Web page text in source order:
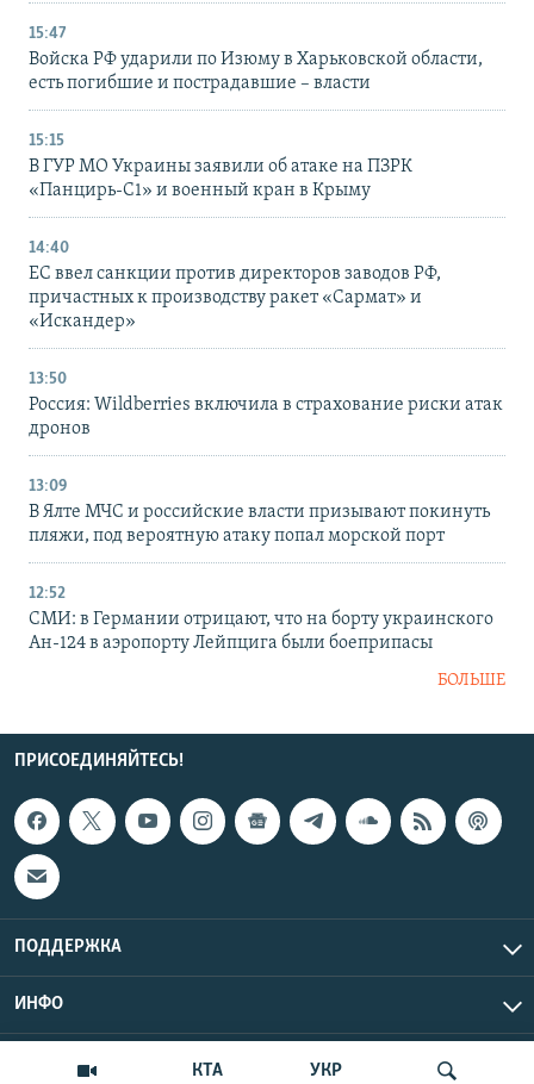
КТА УКР
15:47
Войска РФ ударили по Изюму в Харьковской области,
есть погибшие и пострадавшие – власти
15:15
В ГУР МО Украины заявили об атаке на ПЗРК
«Панцирь-С1» и военный кран в Крыму
14:40
ЕС ввел санкции против директоров заводов РФ,
причастных к производству ракет «Сармат» и
«Искандер»
13:50
Россия: Wildberries включила в страхование риски атак
дронов
13:09
В Ялте МЧС и российские власти призывают покинуть
пляжи, под вероятную атаку попал морской порт
12:52
СМИ: в Германии отрицают, что на борту украинского
Ан-124 в аэропорту Лейпцига были боеприпасы
БОЛЬШЕ
ПРИСОЕДИНЯЙТЕСЬ!
ПОДДЕРЖКА
ИНФО
Copyright Крым.Реалии, 2026 | Все права защищены.
UTC+3